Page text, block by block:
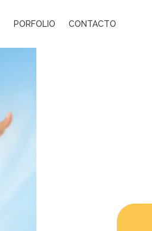
PORFOLIO CONTACTO